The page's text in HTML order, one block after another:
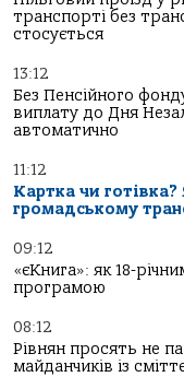
транспорті без
стосується
13:12
Без Пенсійного
виплату до Дня
автоматично
11:12
Картка чи
громадському
09:12
«єКнига»: як 18-
програмою
08:12
Рівнян просять не
майданчиків із